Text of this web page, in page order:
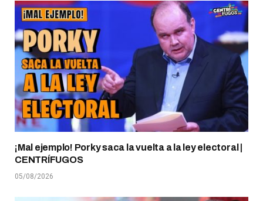
¡Mal ejemplo! Porky saca la vuelta a la ley electoral |
CENTRÍFUGOS
05/08/2026